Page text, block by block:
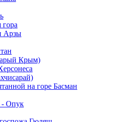
Арзы
Крым)
на горе Басман
- Опук